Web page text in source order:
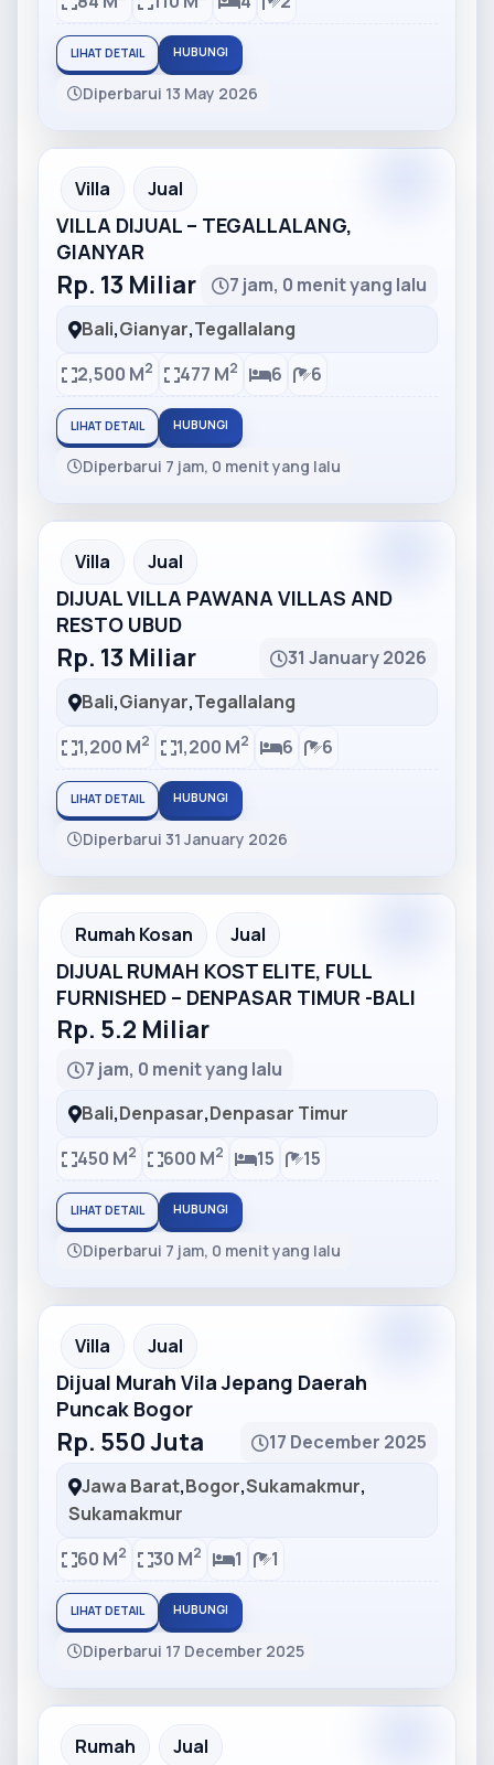
LIHAT DETAIL HUBUNGI
Diperbarui 13 May 2026
Partner Ad
Villa Jual
VILLA DIJUAL – TEGALLALANG,
GIANYAR
Rp. 13 Miliar
7 jam, 0 menit yang lalu
Bali,Gianyar,Tegallalang
2,500 M2 477 M2 6 6
LIHAT DETAIL HUBUNGI
Diperbarui 7 jam, 0 menit yang lalu
Partner Ad
Villa Jual
DIJUAL VILLA PAWANA VILLAS AND
RESTO UBUD
Rp. 13 Miliar
31 January 2026
Bali,Gianyar,Tegallalang
1,200 M2 1,200 M2 6 6
LIHAT DETAIL HUBUNGI
Diperbarui 31 January 2026
Partner Ad
Rumah Kosan Jual
DIJUAL RUMAH KOST ELITE, FULL
FURNISHED – DENPASAR TIMUR -BALI
Rp. 5.2 Miliar
7 jam, 0 menit yang lalu
Bali,Denpasar,Denpasar Timur
450 M2 600 M2 15 15
LIHAT DETAIL HUBUNGI
Diperbarui 7 jam, 0 menit yang lalu
Partner Ad
Villa Jual
Dijual Murah Vila Jepang Daerah
Puncak Bogor
Rp. 550 Juta
17 December 2025
Jawa Barat,Bogor,Sukamakmur,
Sukamakmur
60 M2 30 M2 1 1
LIHAT DETAIL HUBUNGI
Diperbarui 17 December 2025
Partner Ad
Rumah Jual